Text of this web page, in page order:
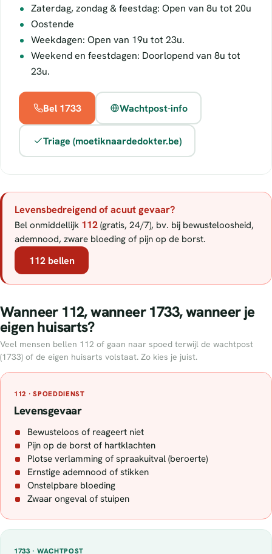
Zaterdag, zondag & feestdag: Open van 8u tot 20u
Oostende
Weekdagen: Open van 19u tot 23u.
Weekend en feestdagen: Doorlopend van 8u tot
23u.
Bel 1733 Wachtpost-info
Triage (moetiknaardedokter.be)
Levensbedreigend of acuut gevaar?
Bel onmiddellijk 112 (gratis, 24/7), bv. bij bewusteloosheid,
ademnood, zware bloeding of pijn op de borst.
112 bellen
Wanneer 112, wanneer 1733, wanneer je
eigen huisarts?
Veel mensen bellen 112 of gaan naar spoed terwijl de wachtpost
(1733) of de eigen huisarts volstaat. Zo kies je juist.
112 · SPOEDDIENST
Levensgevaar
Bewusteloos of reageert niet
Pijn op de borst of hartklachten
Plotse verlamming of spraakuitval (beroerte)
Ernstige ademnood of stikken
Onstelpbare bloeding
Zwaar ongeval of stuipen
1733 · WACHTPOST